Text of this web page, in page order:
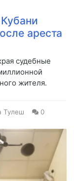
ареста
судебные
жителя.
Тулеш 0